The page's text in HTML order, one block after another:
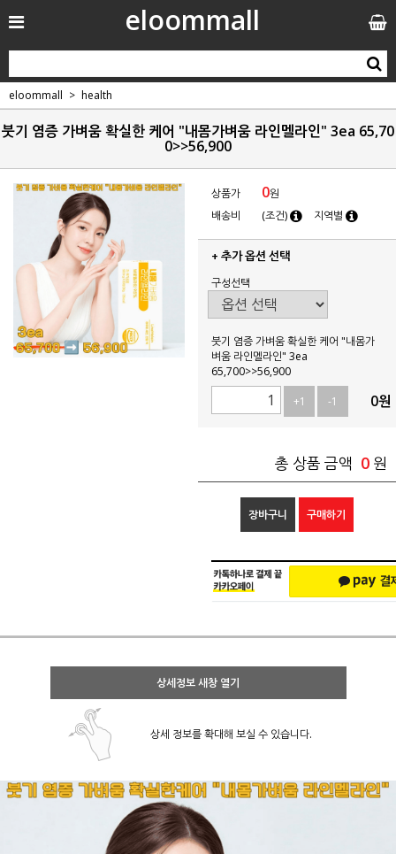
eloommall
eloommall health
붓기 염증 가벼움 확실한 케어 "내몸가벼움 라인멜라인" 3ea 65,70
0>>56,900
상품가 0원
배송비
(조건) 지역별
+ 추가 옵션 선택
구성선택
붓기 염증 가벼움 확실한 케어 "내몸가
벼움 라인멜라인" 3ea
65,700>>56,900
+1
-1 0원
총 상품 금액 0 원
장바구니 구매하기
상세정보 새창 열기
상세 정보를 확대해 보실 수 있습니다.